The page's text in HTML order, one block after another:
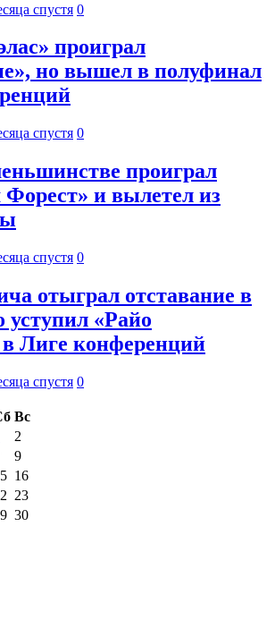
спустя 0
проиграл
но вышел в полуфинал
спустя 0
проиграл
и вылетел из
спустя 0
отыграл отставание в
уступил «Райо
Лиге конференций
спустя 0
Вс
2
9
16
23
30